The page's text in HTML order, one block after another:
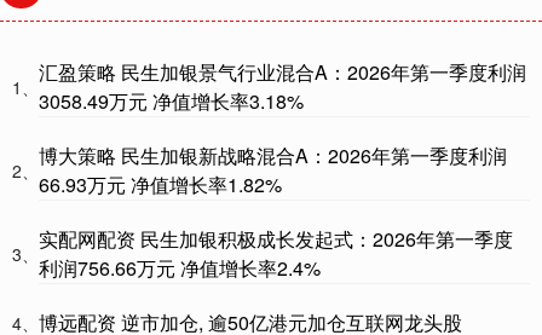
1、
汇盈策略 民生加银景气行业混合A：2026年第一季度利润
3058.49万元 净值增长率3.18%
2、
博大策略 民生加银新战略混合A：2026年第一季度利润
66.93万元 净值增长率1.82%
3、
实配网配资 民生加银积极成长发起式：2026年第一季度
利润756.66万元 净值增长率2.4%
4、 博远配资 逆市加仓, 逾50亿港元加仓互联网龙头股